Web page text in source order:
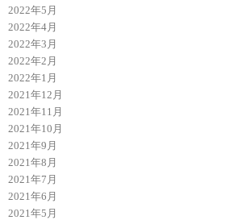
2022年5月
2022年4月
2022年3月
2022年2月
2022年1月
2021年12月
2021年11月
2021年10月
2021年9月
2021年8月
2021年7月
2021年6月
2021年5月